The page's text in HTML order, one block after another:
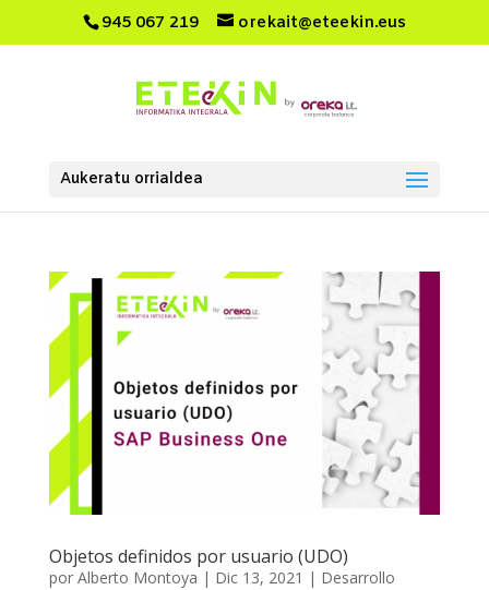
945 067 219 orekait@eteekin.eus
Aukeratu orrialdea
Objetos definidos por usuario (UDO)
por Alberto Montoya | Dic 13, 2021 | Desarrollo